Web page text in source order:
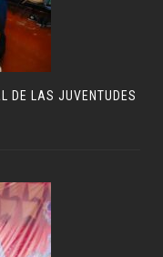
DE LAS JUVENTUDES